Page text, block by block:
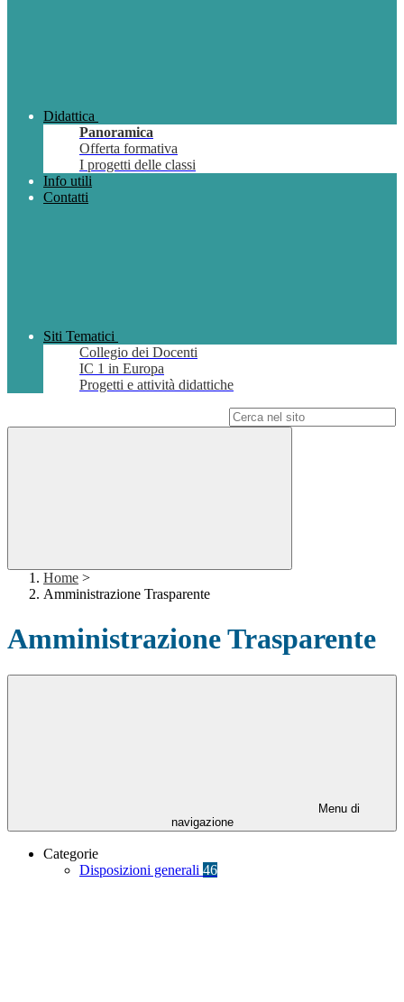
Didattica
Panoramica
Offerta formativa
I progetti delle classi
Info utili
Contatti
Siti Tematici
Collegio dei Docenti
IC 1 in Europa
Progetti e attività didattiche
Home >
Amministrazione Trasparente
Amministrazione Trasparente
Menu di
navigazione
Categorie
Disposizioni generali 46